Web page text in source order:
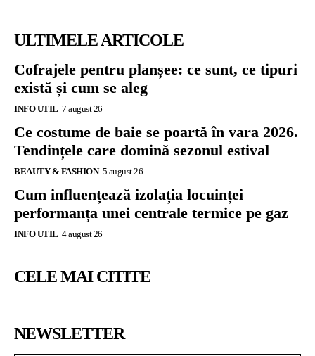
ULTIMELE ARTICOLE
Cofrajele pentru planșee: ce sunt, ce tipuri
există și cum se aleg
INFO UTIL 7 august 26
Ce costume de baie se poartă în vara 2026.
Tendințele care domină sezonul estival
BEAUTY & FASHION 5 august 26
Cum influențează izolația locuinței
performanța unei centrale termice pe gaz
INFO UTIL 4 august 26
CELE MAI CITITE
NEWSLETTER